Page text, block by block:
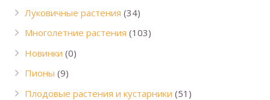
Луковичные растения (34)
Многолетние растения (103)
Новинки (0)
Пионы (9)
Плодовые растения и кустарники (51)